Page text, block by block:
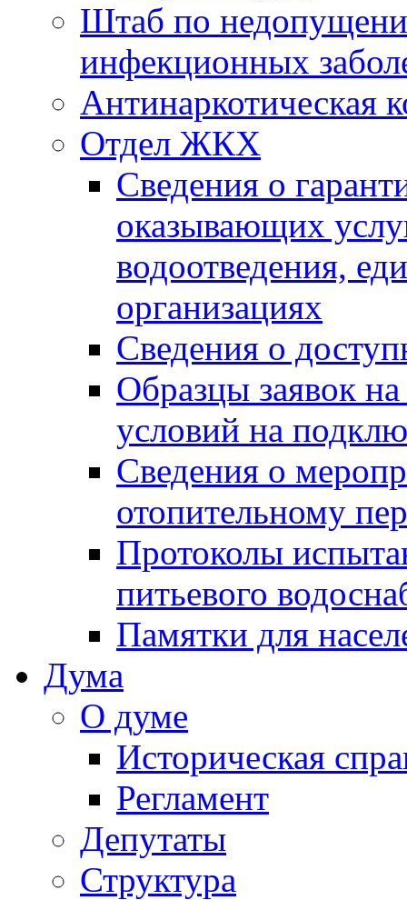
Штаб по
инфекционных
Антинаркотическая
Отдел ЖКХ
Сведения о
оказывающих
водоотведения,
организациях
Сведения о
Образцы заявок
условий на
Сведения о
отопительному
Протоколы
питьевого
Памятки для
Дума
О думе
Историческая
Регламент
Депутаты
Структура